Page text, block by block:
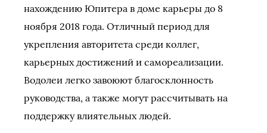
нахождению Юпитера в доме карьеры до 8
ноября 2018 года. Отличный период для
укрепления авторитета среди коллег,
карьерных достижений и самореализации.
Водолеи легко завоюют благосклонность
руководства, а также могут рассчитывать на
поддержку влиятельных людей.